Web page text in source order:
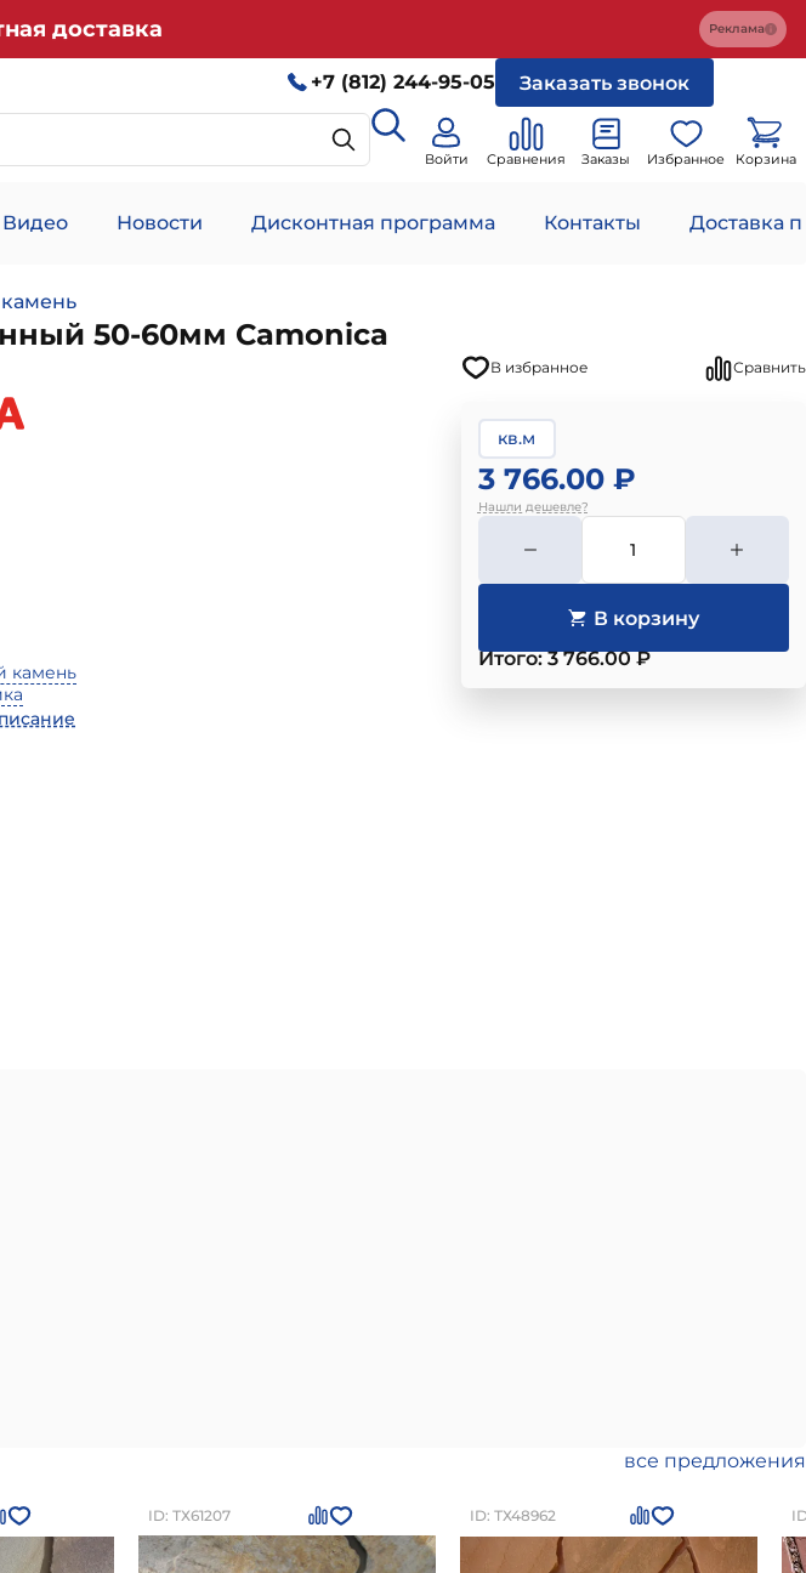
доставка Реклама
+7 (812) 244-95-05 Заказать звонок
Войти Сравнения Заказы Избранное Корзина
Видео Новости Дисконтная программа Контакты Доставка
50-60мм Camonica
В избранное Сравнить
камень
кв.м
3 766.00 ₽
Нашли дешевле?
Итого: 3 766.00 ₽
все предложения
ID: ТХ61207 ID: ТХ48962